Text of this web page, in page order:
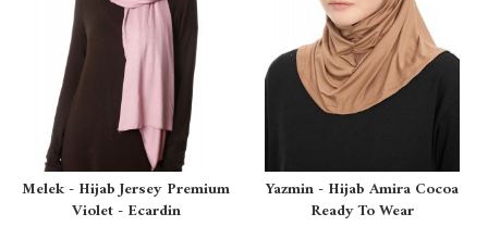
Melek - Hijab Jersey Premium
Violet - Ecardin
Yazmin - Hijab Amira Cocoa
Ready To Wear